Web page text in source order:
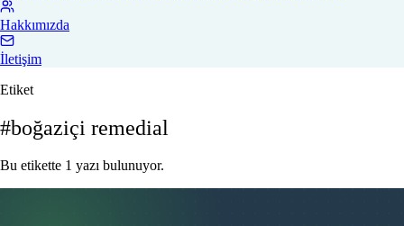
Hakkımızda
İletişim
Etiket
#boğaziçi remedial
Bu etikette 1 yazı bulunuyor.